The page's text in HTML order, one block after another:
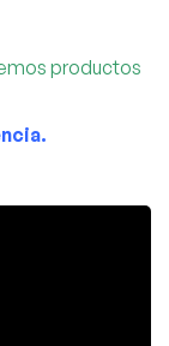
productos